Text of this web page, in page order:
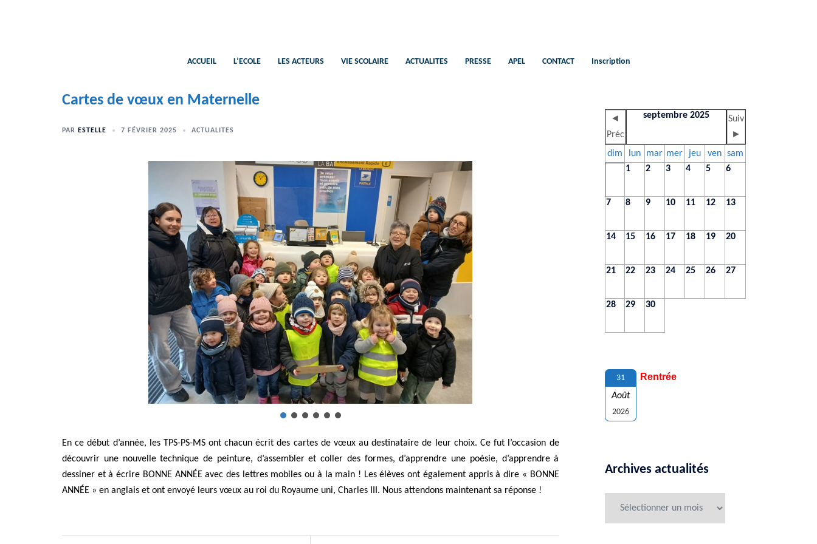
ACCUEIL L’ECOLE LES ACTEURS VIE SCOLAIRE ACTUALITES PRESSE APEL CONTACT Inscription
Cartes de vœux en Maternelle
PAR ESTELLE 7 FÉVRIER 2025 ACTUALITES
En ce début d’année, les TPS-PS-MS ont chacun écrit des cartes de vœux au destinataire de leur choix. Ce fut l’occasion de
découvrir une nouvelle technique de peinture, d’assembler et coller des formes, d’apprendre une poésie, d’apprendre à
dessiner et à écrire BONNE ANNÉE avec des lettres mobiles ou à la main ! Les élèves ont également appris à dire « BONNE
ANNÉE » en anglais et ont envoyé leurs vœux au roi du Royaume uni, Charles III. Nous attendons maintenant sa réponse !
◄
Préc
septembre 2025
Suiv
►
dim
lun mar mer jeu ven sam
1
2 3 4 5 6
7 8 9 10 11 12 13
14 15 16 17 18 19 20
21 22 23 24 25 26 27
28 29 30
31
Août
2026
Rentrée
Archives actualités